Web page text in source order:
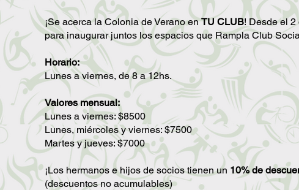
¡Se acerca la Colonia de Verano enTU CLUB! Desde el 2
para inaugurar juntos los espacios que Rampla Club
Horario:
Lunes a viernes, de 8 a 12hs.
Valores mensual:
Lunes a viernes: $8500
Lunes, miércoles y viernes: $7500
Martes y jueves: $7000
¡Los hermanos e hijos de socios tienen un 10% de
(descuentos no acumulables)